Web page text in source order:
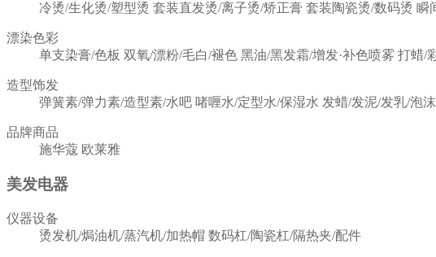
冷烫/生化烫/塑型烫 套装直发烫/离子烫/矫正膏 套装陶瓷烫/数码烫 瞬
漂染色彩
单支染膏/色板 双氧/漂粉/毛白/褪色 黑油/黑发霜/增发·补色喷雾 打蜡/
造型饰发
弹簧素/弹力素/造型素/水吧 啫喱水/定型水/保湿水 发蜡/发泥/发乳/泡
品牌商品
施华蔻 欧莱雅
美发电器
仪器设备
烫发机/焗油机/蒸汽机/加热帽 数码杠/陶瓷杠/隔热夹/配件